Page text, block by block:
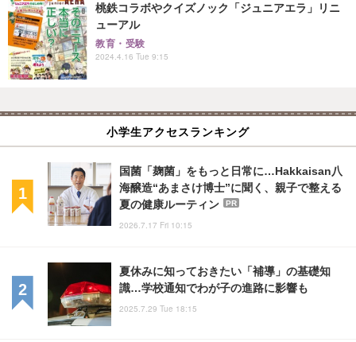
桃鉄コラボやクイズノック「ジュニアエラ」リニ
ューアル
教育・受験
2024.4.16 Tue 9:15
小学生アクセスランキング
国菌「麹菌」をもっと日常に…Hakkaisan八
海醸造“あまさけ博士”に聞く、親子で整える
夏の健康ルーティン
PR
2026.7.17 Fri 10:15
夏休みに知っておきたい「補導」の基礎知
識…学校通知でわが子の進路に影響も
2025.7.29 Tue 18:15